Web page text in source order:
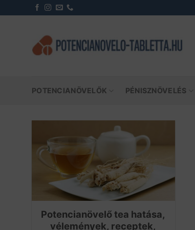
POTENCIANÖVELŐK PÉNISZNÖVELÉS
Potencianövelő tea hatása,
vélemények, receptek,